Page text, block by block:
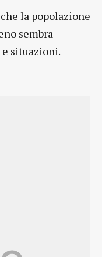
la popolazione
sembra
situazioni.